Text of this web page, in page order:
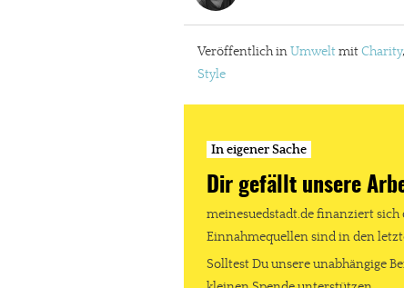
Veröffentlich inUmweltmitCharity,
Style
In eigener Sache
Dir gefällt unsere
meinesuedstadt.de finanziert
Einnahmequellen sind in den
Solltest Du unsere unabhängige